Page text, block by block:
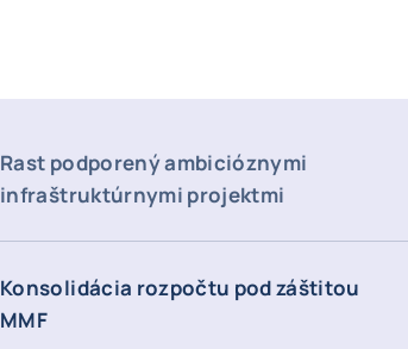
Rast podporený ambicióznymi
infraštruktúrnymi projektmi
Konsolidácia rozpočtu pod záštitou
MMF